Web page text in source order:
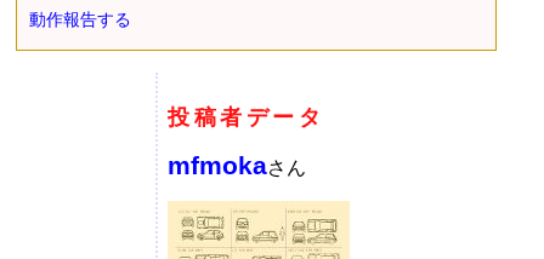
動作報告する
投稿者データ
mfmokaさん